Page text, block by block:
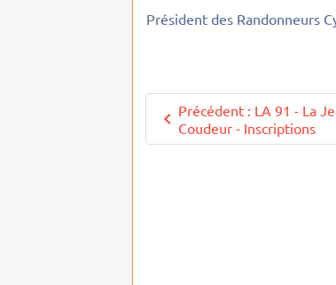
Président des Randonneurs
Précédent : LA 91 - La
Coudeur - Inscriptions